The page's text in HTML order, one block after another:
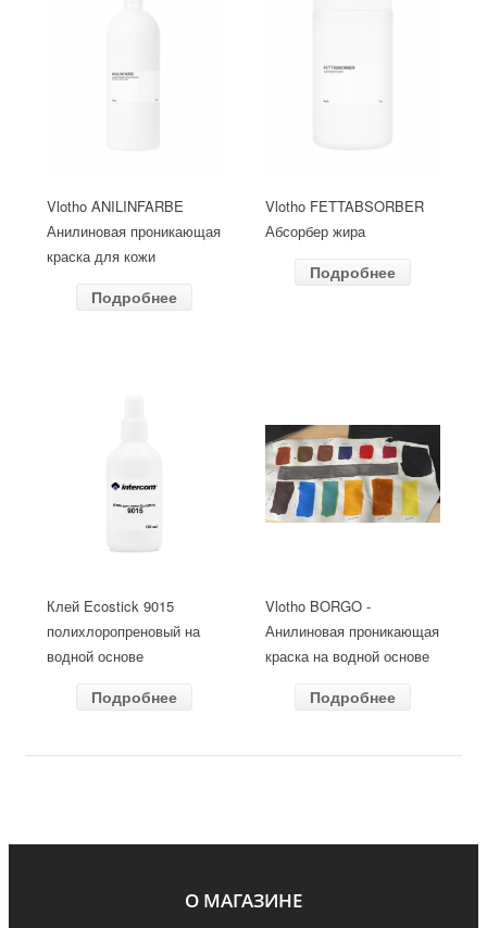
Vlotho ANILINFARBE
Анилиновая проникающая
краска для кожи
Подробнее
Vlotho FETTABSORBER
Абсорбер жира
Подробнее
Клей Ecostick 9015
полихлоропреновый на
водной основе
Подробнее
Vlotho BORGO -
Анилиновая проникающая
краска на водной основе
Подробнее
О МАГАЗИНЕ